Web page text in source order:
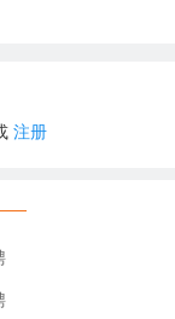
耐劳。
力，有终身学习的
注册